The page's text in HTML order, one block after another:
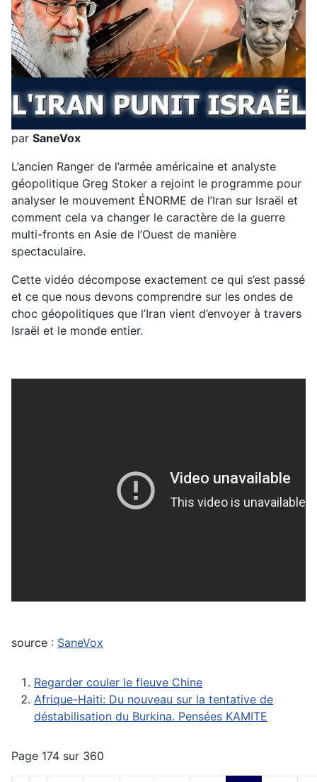
par SaneVox
L’ancien Ranger de l’armée américaine et analyste
géopolitique Greg Stoker a rejoint le programme pour
analyser le mouvement ÉNORME de l’Iran sur Israël et
comment cela va changer le caractère de la guerre
multi-fronts en Asie de l’Ouest de manière
spectaculaire.
Cette vidéo décompose exactement ce qui s’est passé
et ce que nous devons comprendre sur les ondes de
choc géopolitiques que l’Iran vient d’envoyer à travers
Israël et le monde entier.
source : SaneVox
Regarder couler le fleuve Chine
Afrique-Haiti: Du nouveau sur la tentative de
déstabilisation du Burkina. Pensées KAMITE
Page 174 sur 360